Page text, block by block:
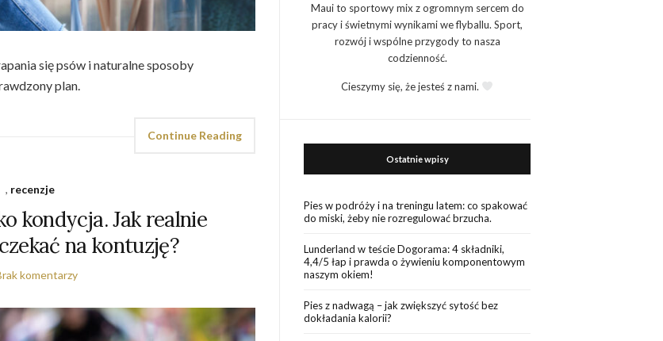
się psów i naturalne sposoby
plan.
Continue Reading
, recenzje
kondycja. Jak realnie
na kontuzję?
komentarzy
Maui to sportowy mix z ogromnym sercem do
pracy i świetnymi wynikami we flyballu. Sport,
rozwój i wspólne przygody to nasza
codzienność.
Cieszymy się, że jesteś z nami.
Ostatnie wpisy
Pies w podróży i na treningu latem: co spakować
do miski, żeby nie rozregulować brzucha.
Lunderland w teście Dogorama: 4 składniki,
4,4/5 łap i prawda o żywieniu komponentowym
naszym okiem!
Pies z nadwagą – jak zwiększyć sytość bez
dokładania kalorii?